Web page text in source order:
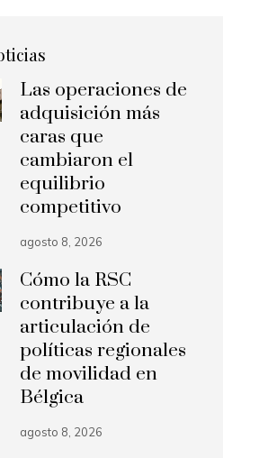
Las operaciones de
adquisición más
caras que
cambiaron el
equilibrio
competitivo
agosto 8, 2026
Cómo la RSC
contribuye a la
articulación de
políticas regionales
de movilidad en
Bélgica
agosto 8, 2026